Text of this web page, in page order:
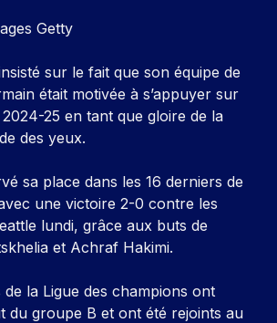
Getty
sur le fait que son équipe de
était motivée à s’appuyer sur
25 en tant que gloire de la
des yeux.
sa place dans les 16 derniers de
une victoire 2-0 contre les
lundi, grâce aux buts de
et Achraf Hakimi.
de la Ligue des champions ont
du groupe B et ont été rejoints au